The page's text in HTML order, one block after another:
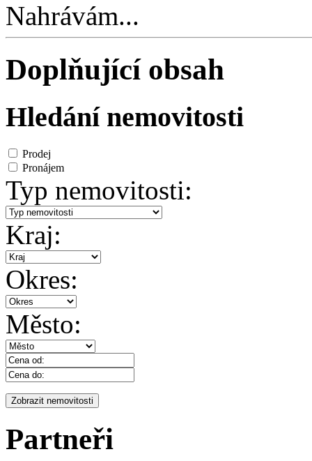
Nahrávám...
Doplňující obsah
Hledání nemovitosti
Prodej
Pronájem
Typ nemovitosti:
Kraj:
Okres:
Město:
Partneři